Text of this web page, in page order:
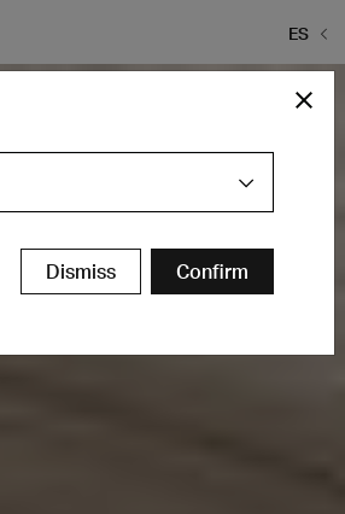
ES
Dismiss Confirm